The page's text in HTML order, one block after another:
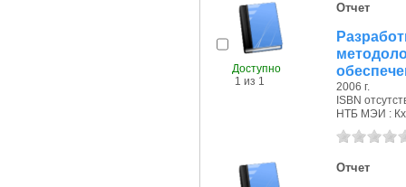
Доступно
1 из 1
Отчет
2006 г.
ISBN
НТБ МЭИ : Кх
Отчет